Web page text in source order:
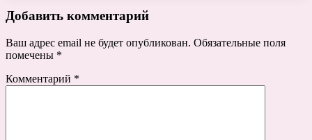
Добавить комментарий
Ваш адрес email не будет опубликован. Обязательные поля
помечены *
Комментарий *